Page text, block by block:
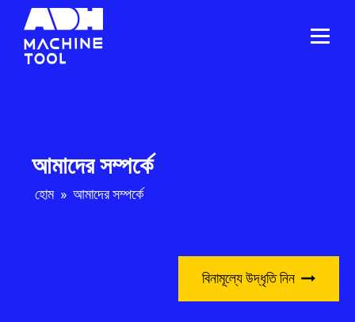
আমাদের সম্পর্কে
হোম » আমাদের সম্পর্কে
বিনামূল্যে উদ্ধৃতি নিন